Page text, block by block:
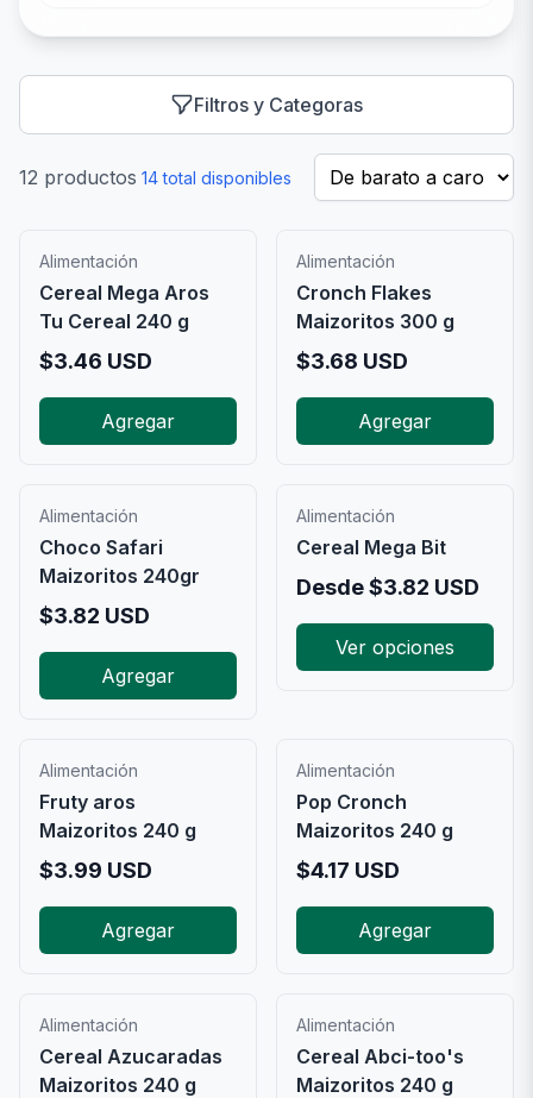
Filtros y Categoras
12 productos 14total disponibles
Alimentación
Cereal Mega Aros
Tu Cereal 240 g
$3.46 USD
Agregar
Alimentación
Cronch Flakes
Maizoritos 300 g
$3.68 USD
Agregar
Alimentación
Choco Safari
Maizoritos 240gr
$3.82 USD
Agregar
Alimentación
Cereal Mega Bit
Desde$3.82 USD
Ver opciones
Alimentación
Fruty aros
Maizoritos 240 g
$3.99 USD
Agregar
Alimentación
Pop Cronch
Maizoritos 240 g
$4.17 USD
Agregar
Alimentación
Cereal Azucaradas
Maizoritos 240 g
Alimentación
Cereal Abci-too's
Maizoritos 240 g